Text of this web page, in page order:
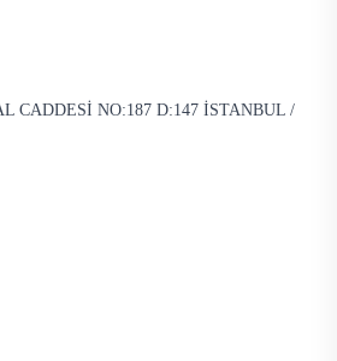
CADDESİ NO:187 D:147 İSTANBUL /